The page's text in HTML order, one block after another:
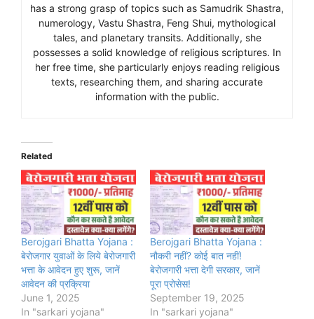
has a strong grasp of topics such as Samudrik Shastra,
numerology, Vastu Shastra, Feng Shui, mythological
tales, and planetary transits. Additionally, she
possesses a solid knowledge of religious scriptures. In
her free time, she particularly enjoys reading religious
texts, researching them, and sharing accurate
information with the public.
Related
Berojgari Bhatta Yojana :
बेरोजगार युवाओं के लिये बेरोजगारी
भत्ता के आवेदन हुए शुरू, जानें
आवेदन की प्रक्रिया
June 1, 2025
In "sarkari yojana"
Berojgari Bhatta Yojana :
नौकरी नहीं? कोई बात नहीं!
बेरोजगारी भत्ता देगी सरकार, जानें
पूरा प्रोसेस!
September 19, 2025
In "sarkari yojana"